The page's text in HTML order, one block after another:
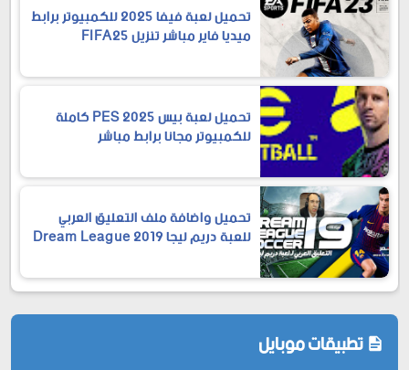
تحميل لعبة فيفا 2025 للكمبيوتر برابط
ميديا فاير مباشر تنزيل FIFA25
تحميل لعبة بيس 2025 PES كاملة
للكمبيوتر مجانا برابط مباشر
تحميل واضافة ملف التعليق العربي
للعبة دريم ليجا 2019 Dream League
تطبيقات موبايل